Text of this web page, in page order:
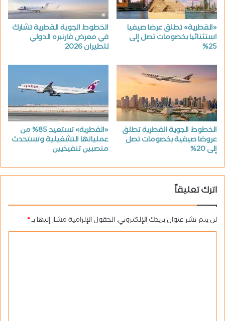
«القطرية» تطلق عرضا صيفيا
استثنائيا بخصومات تصل إلى
25%
الخطوط الجوية القطرية تشارك
في معرض فارنبره الدولي
للطيران 2026
الخطوط الجوية القطرية تطلق
عروضا صيفية بخصومات تصل
إلى 20%
«القطرية» تستعيد 85% من
عملياتها التشغيلية وتستحدث
منصبين تنفيذيين
اترك تعليقاً
لن يتم نشر عنوان بريدك الإلكتروني.الحقول الإلزامية مشار إليها بـ*